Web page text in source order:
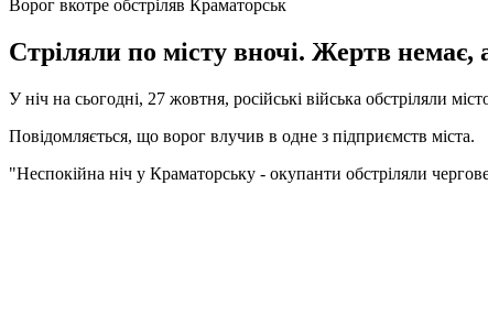
Ворог вкотре обстріляв Краматорськ
Стріляли по місту вночі. Жертв
У ніч на сьогодні, 27 жовтня, російські війська обстріляли
Повідомляється, що ворог влучив в одне з підприємств міста.
"Неспокійна ніч у Краматорську - окупанти обстріляли